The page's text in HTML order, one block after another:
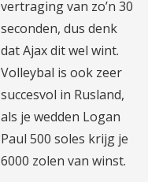
vertraging van zo’n 30
seconden, dus denk
dat Ajax dit wel wint.
Volleybal is ook zeer
succesvol in Rusland,
als je wedden Logan
Paul 500 soles krijg je
6000 zolen van winst.